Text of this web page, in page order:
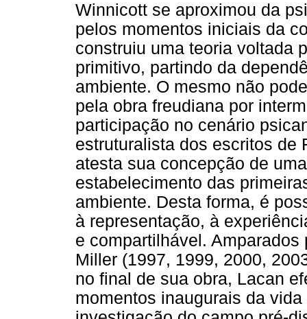
Winnicott se aproximou da
pelos momentos iniciais da
construiu uma teoria voltada
primitivo, partindo da
ambiente. O mesmo não
pela obra freudiana por
participação no cenário
estruturalista dos escritos de
atesta sua concepção de
estabelecimento das
ambiente. Desta forma, é
à representação, à
e compartilhável.
Miller (1997, 1999, 2000,
no final de sua obra, Lacan
momentos inaugurais da